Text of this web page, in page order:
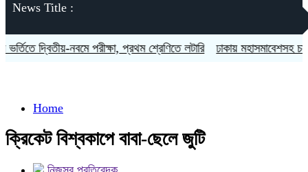
News Title :
দ্বিতীয়-নবমে পরীক্ষা, প্রথম শ্রেণিতে লটারি ঢাকায় মহাসমাবেশসহ চার
Home
ক্রিকেট বিশ্বকাপে বাবা-ছেলে জুটি